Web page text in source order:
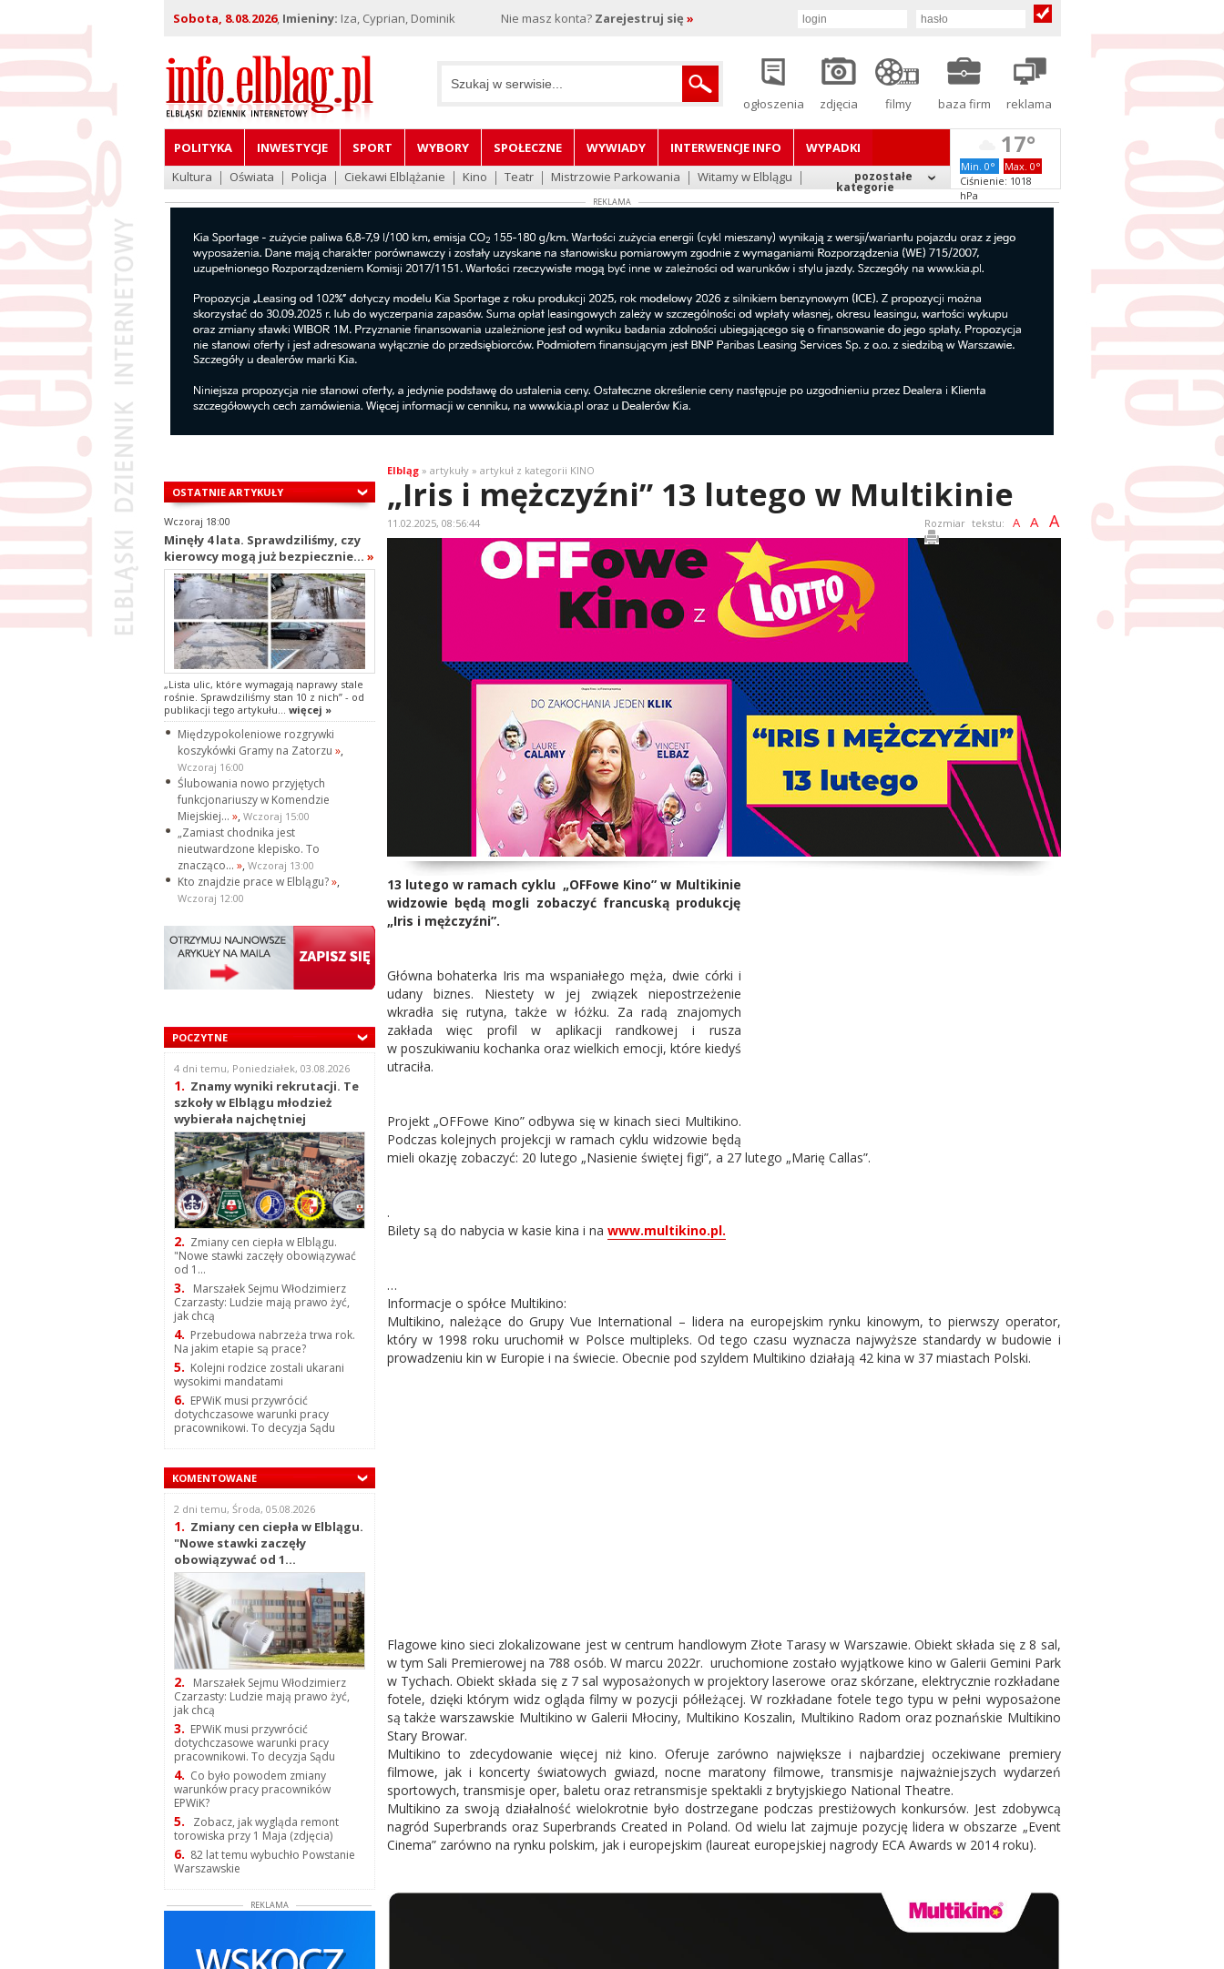
Sobota, 8.08.2026, Imieniny: Iza, Cyprian, Dominik Nie masz konta? Zarejestruj się »
ogłoszenia zdjęcia filmy baza firm reklama
POLITYKA INWESTYCJE SPORT WYBORY SPOŁECZNE WYWIADY INTERWENCJE INFO
WYPADKI
Kultura
Oświata Policja Ciekawi Elblążanie Kino Teatr Mistrzowie Parkowania Witamy w Elblągu pozostałe
kategorie
17°
Min. 0°
Max. 0°
Ciśnienie: 1018
hPa
REKLAMA
OSTATNIE ARTYKUŁY
Wczoraj 18:00
Minęły 4 lata. Sprawdziliśmy, czy
kierowcy mogą już bezpiecznie... »
„Lista ulic, które wymagają naprawy stale
rośnie. Sprawdziliśmy stan 10 z nich” - od
publikacji tego artykułu... więcej »
Międzypokoleniowe rozgrywki
koszykówki Gramy na Zatorzu »,
Wczoraj 16:00
Ślubowania nowo przyjętych
funkcjonariuszy w Komendzie
Miejskiej... », Wczoraj 15:00
„Zamiast chodnika jest
nieutwardzone klepisko. To
znacząco... », Wczoraj 13:00
Kto znajdzie prace w Elblągu?»,
Wczoraj 12:00
POCZYTNE
4 dni temu, Poniedziałek, 03.08.2026
1. Znamy wyniki rekrutacji. Te
szkoły w Elblągu młodzież
wybierała najchętniej
2. Zmiany cen ciepła w Elblągu.
"Nowe stawki zaczęły obowiązywać
od 1...
3.
Marszałek Sejmu Włodzimierz
Czarzasty: Ludzie mają prawo żyć,
jak chcą
4. Przebudowa nabrzeża trwa rok.
Na jakim etapie są prace?
5. Kolejni rodzice zostali ukarani
wysokimi mandatami
6. EPWiK musi przywrócić
dotychczasowe warunki pracy
pracownikowi. To decyzja Sądu
KOMENTOWANE
2 dni temu, Środa, 05.08.2026
1. Zmiany cen ciepła w Elblągu.
"Nowe stawki zaczęły
obowiązywać od 1...
2.
Marszałek Sejmu Włodzimierz
Czarzasty: Ludzie mają prawo żyć,
jak chcą
3. EPWiK musi przywrócić
dotychczasowe warunki pracy
pracownikowi. To decyzja Sądu
4. Co było powodem zmiany
warunków pracy pracowników
EPWiK?
5.
Zobacz, jak wygląda remont
torowiska przy 1 Maja (zdjęcia)
6. 82 lat temu wybuchło Powstanie
Warszawskie
REKLAMA
Elbląg» artykuły » artykuł z kategorii KINO
„Iris i mężczyźni” 13 lutego w Multikinie
11.02.2025, 08:56:44 Rozmiar tekstu: A A A
13 lutego w ramach cyklu „OFFowe Kino” w Multikinie
widzowie będą mogli zobaczyć francuską produkcję
„Iris i mężczyźni”.
Główna bohaterka Iris ma wspaniałego męża, dwie córki i
udany biznes. Niestety w jej związek niepostrzeżenie
wkradła się rutyna, także w łóżku. Za radą znajomych
zakłada więc profil w aplikacji randkowej i rusza
w poszukiwaniu kochanka oraz wielkich emocji, które kiedyś
utraciła.
Projekt „OFFowe Kino” odbywa się w kinach sieci Multikino.
Podczas kolejnych projekcji w ramach cyklu widzowie będą
mieli okazję zobaczyć: 20 lutego „Nasienie świętej figi”, a 27 lutego „Marię Callas”.
.
Bilety są do nabycia w kasie kina i na www.multikino.pl.
…
Informacje o spółce Multikino:
Multikino, należące do Grupy Vue International – lidera na europejskim rynku kinowym, to pierwszy operator,
który w 1998 roku uruchomił w Polsce multipleks. Od tego czasu wyznacza najwyższe standardy w budowie i
prowadzeniu kin w Europie i na świecie. Obecnie pod szyldem Multikino działają 42 kina w 37 miastach Polski.
Flagowe kino sieci zlokalizowane jest w centrum handlowym Złote Tarasy w Warszawie. Obiekt składa się z 8 sal,
w tym Sali Premierowej na 788 osób. W marcu 2022r. uruchomione zostało wyjątkowe kino w Galerii Gemini Park
w Tychach. Obiekt składa się z 7 sal wyposażonych w projektory laserowe oraz skórzane, elektrycznie rozkładane
fotele, dzięki którym widz ogląda filmy w pozycji półleżącej. W rozkładane fotele tego typu w pełni wyposażone
są także warszawskie Multikino w Galerii Młociny, Multikino Koszalin, Multikino Radom oraz poznańskie Multikino
Stary Browar.
Multikino to zdecydowanie więcej niż kino. Oferuje zarówno największe i najbardziej oczekiwane premiery
filmowe, jak i koncerty światowych gwiazd, nocne maratony filmowe, transmisje najważniejszych wydarzeń
sportowych, transmisje oper, baletu oraz retransmisje spektakli z brytyjskiego National Theatre.
Multikino za swoją działalność wielokrotnie było dostrzegane podczas prestiżowych konkursów. Jest zdobywcą
nagród Superbrands oraz Superbrands Created in Poland. Od wielu lat zajmuje pozycję lidera w obszarze „Event
Cinema” zarówno na rynku polskim, jak i europejskim (laureat europejskiej nagrody ECA Awards w 2014 roku).